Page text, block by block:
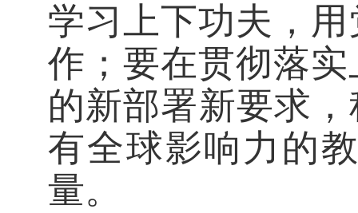
学习上下功夫，
作；要在贯彻落
的新部署新要求
有全球影响力的
量。